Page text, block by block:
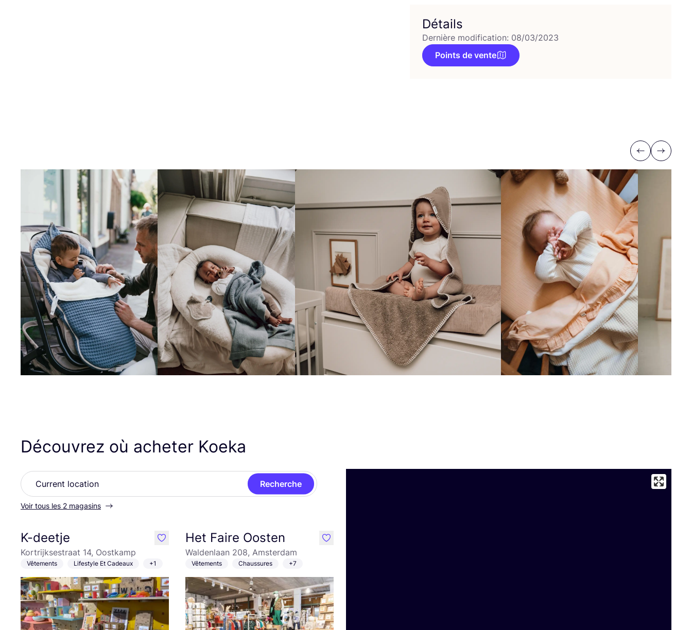
Détails
Dernière modification: 08/03/2023
Points de vente
Previous
Next
Découvrez où acheter Koeka
Recherche
Voir tous les 2 magasins
K-deetje
Kortrijksestraat 14, Oostkamp
Vêtements Lifestyle Et Cadeaux +1
like Het Faire Oosten
Waldenlaan 208, Amsterdam
Vêtements Chaussures +7
like